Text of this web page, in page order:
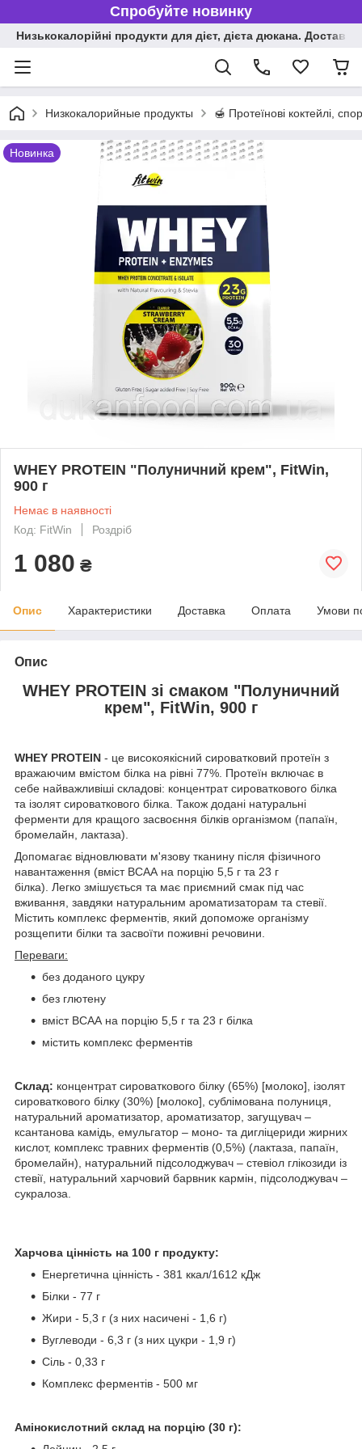
Спробуйте новинку
Низькокалорійні продукти для дієт, дієта дюкана. Доставка
Низкокалорийные продукты 🍯 Протеїнові коктейлі,
Новинка
WHEY PROTEIN "Полуничний крем", FitWin,
900 г
Немає в наявності
Код: FitWin
Роздріб
1 080 ₴
Опис Характеристики Доставка Оплата Умови
Опис
WHEY PROTEIN зі смаком "Полуничний
крем", FitWin, 900 г
WHEY PROTEIN - це високоякісний сироватковий протеїн з
вражаючим вмістом білка на рівні 77%. Протеїн включає в
себе найважливіші складові: концентрат сироваткового білка
та ізолят сироваткового білка. Також додані натуральні
ферменти для кращого засвоєння білків організмом (папаїн,
бромелайн, лактаза).
Допомагає відновлювати м'язову тканину після фізичного
навантаження (вміст ВСАА на порцію 5,5 г та 23 г
білка). Легко змішується та має приємний смак під час
вживання, завдяки натуральним ароматизаторам та стевії.
Містить комплекс ферментів, який допоможе організму
розщепити білки та засвоїти поживні речовини.
Переваги:
без доданого цукру
без глютену
вміст ВСАА на порцію 5,5 г та 23 г білка
містить комплекс ферментів
Склад: концентрат сироваткового білку (65%) [молоко], ізолят
сироваткового білку (30%) [молоко], сублімована полуниця,
натуральний ароматизатор, ароматизатор, загущувач –
ксантанова камідь, емульгатор – моно- та дигліцериди жирних
кислот, комплекс травних ферментів (0,5%) (лактаза, папаїн,
бромелайн), натуральний підсолоджувач – стевіол глікозиди із
стевії, натуральний харчовий барвник кармін, підсолоджувач –
сукралоза.
Харчова цінність на 100 г продукту:
Енергетична цінність - 381 ккал/1612 кДж
Білки - 77 г
Жири - 5,3 г (з них насичені - 1,6 г)
Вуглеводи - 6,3 г (з них цукри - 1,9 г)
Сіль - 0,33 г
Комплекс ферментів - 500 мг
Амінокислотний склад на порцію (30 г):